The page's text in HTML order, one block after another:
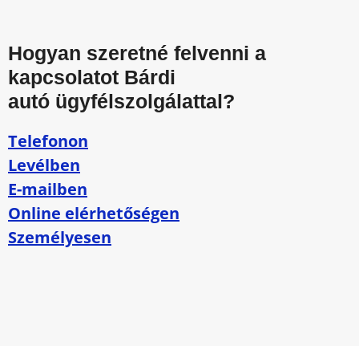
Hogyan szeretné felvenni a
kapcsolatot Bárdi
autó ügyfélszolgálattal?
Telefonon
Levélben
E-mailben
Online elérhetőségen
Személyesen